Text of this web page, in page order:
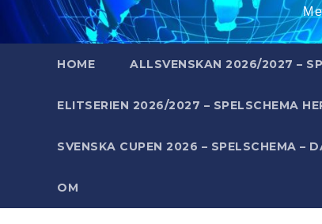
HOME ALLSVENSKAN 2026/2027 –
ELITSERIEN 2026/2027 – SPELSCHEMA
SVENSKA CUPEN 2026 – SPELSCHEMA –
OM